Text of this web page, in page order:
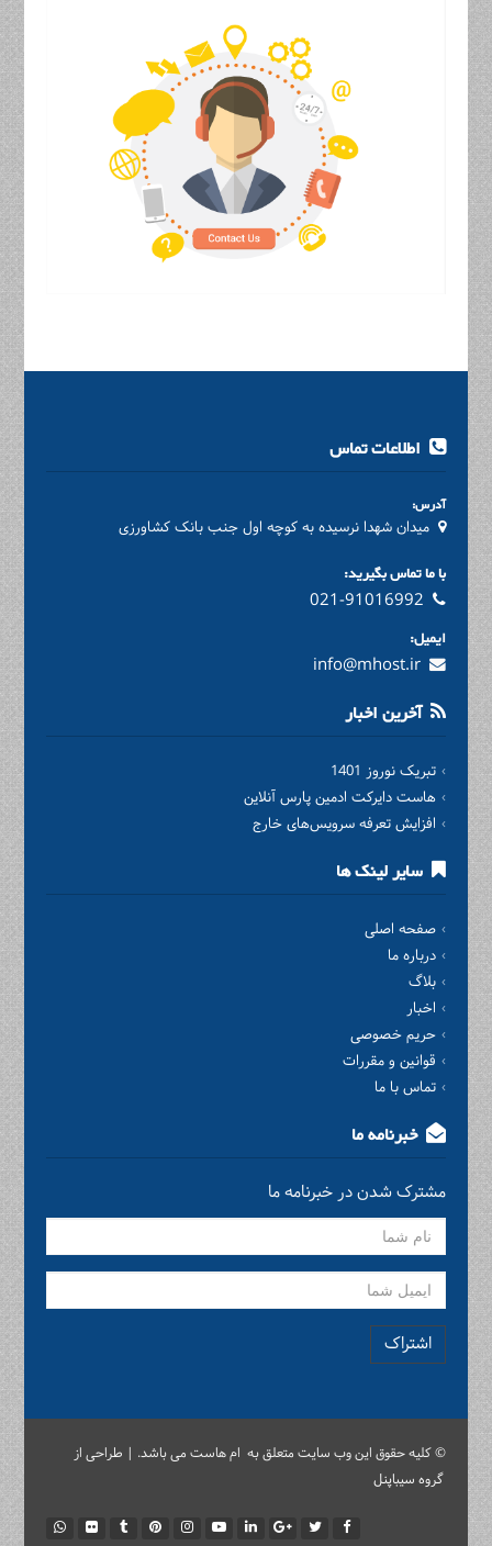
اطلاعات تماس
آدرس:
میدان شهدا نرسیده به کوچه اول جنب بانک کشاورزی
با ما تماس بگیرید:
021-91016992
ایمیل:
info@mhost.ir
آخرین اخبار
تبریک نوروز 1401
هاست دایرکت ادمین پارس آنلاین
افزایش تعرفه سرویس‌های خارج
سایر لینک ها
صفحه اصلی
درباره ما
بلاگ
اخبار
حریم خصوصی
قوانین و مقررات
تماس با ما
خبرنامه ما
مشترک شدن در خبرنامه ما
اشتراک
© کلیه حقوق این وب سایت متعلق به ام هاست می باشد. | طراحی از
گروه سیباپنل